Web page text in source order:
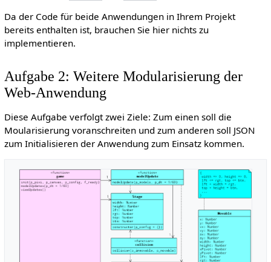
Da der Code für beide Anwendungen in Ihrem Projekt
bereits enthalten ist, brauchen Sie hier nichts zu
implementieren.
Aufgabe 2: Weitere Modularisierung der
Web-Anwendung
Diese Aufgabe verfolgt zwei Ziele: Zum einen soll die
Moularisierung voranschreiten und zum anderen soll JSON
zum Initialisieren der Anwendung zum Einsatz kommen.